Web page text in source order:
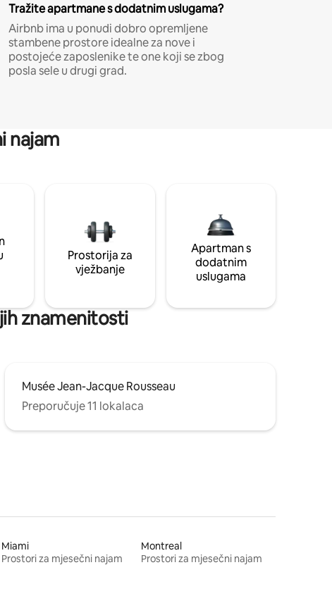
Tražite apartmane s dodatnim uslugama?
Airbnb ima u ponudi dobro opremljene
stambene prostore idealne za nove i
postojeće zaposlenike te one koji se zbog
posla sele u drugi grad.
najam
Prostorija za
vježbanje
Apartman s
dodatnim
uslugama
znamenitosti
Musée Jean-Jacque Rousseau
Preporučuje 11 lokalaca
Miami
Prostori za mjesečni najam
Montreal
Prostori za mjesečni najam